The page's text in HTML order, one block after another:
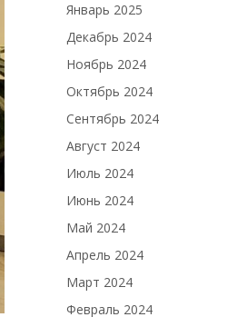
Январь 2025
Декабрь 2024
Ноябрь 2024
Октябрь 2024
Сентябрь 2024
Август 2024
Июль 2024
Июнь 2024
Май 2024
Апрель 2024
Март 2024
Февраль 2024